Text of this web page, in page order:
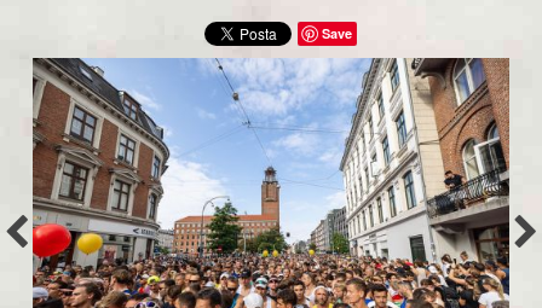
Save